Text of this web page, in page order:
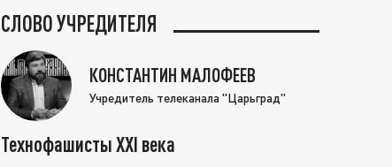
СЛОВО УЧРЕДИТЕЛЯ
КОНСТАНТИН МАЛОФЕЕВ
Учредитель телеканала "Царьград"
Технофашисты XXI века